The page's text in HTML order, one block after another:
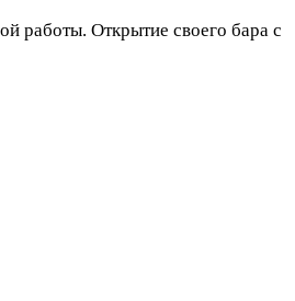
работы. Открытие своего бара с